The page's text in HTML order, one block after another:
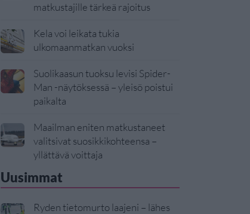
matkustajille tärkeä rajoitus
Kela voi leikata tukia
ulkomaanmatkan vuoksi
Suolikaasun tuoksu levisi Spider-
Man -näytöksessä – yleisö poistui
paikalta
Maailman eniten matkustaneet
valitsivat suosikkikohteensa –
yllättävä voittaja
Uusimmat
Ryden tietomurto laajeni – lähes